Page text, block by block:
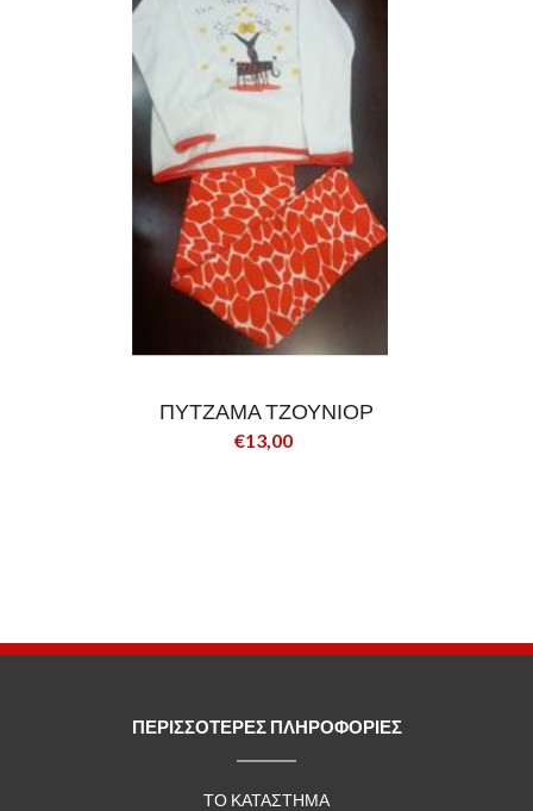
ΠΥΤΖΑΜΑ ΤΖΟΥΝΙΟΡ
€13,00
ΠΕΡΙΣΣΟΤΕΡΕΣ ΠΛΗΡΟΦΟΡΙΕΣ
ΤΟ ΚΑΤΑΣΤΗΜΑ